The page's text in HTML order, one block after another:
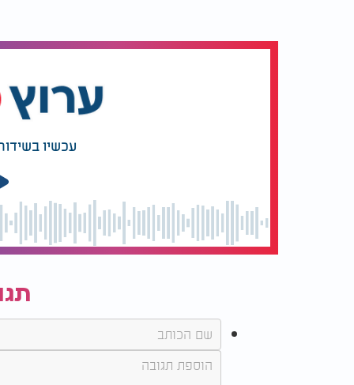
עכשיו